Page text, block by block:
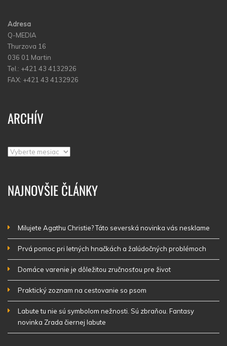
Adresa
Q-MEDIA
Thurzova 16
036 01 Martin
Tel.: +421 43 4132926
FAX: +421 43 4132926
ARCHÍV
Archív
NAJNOVŠIE ČLÁNKY
Milujete Agathu Christie? Táto severská novinka vás nesklame
Prvá pomoc pri letných hnačkách a žalúdočných problémoch
Domáce varenie je dôležitou zručnosťou pre život
Praktický zoznam na cestovanie so psom
Labute tu nie sú symbolom nežnosti. Sú zbraňou. Fantasy
novinka Zrada čiernej labute